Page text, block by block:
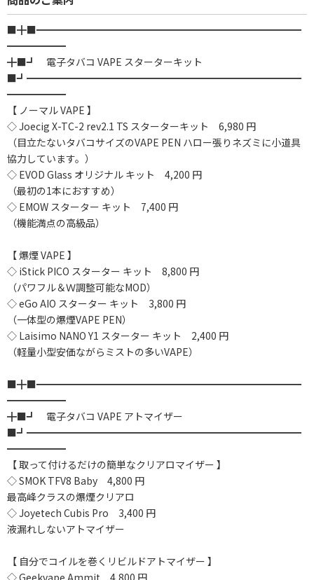
■╋■━━━━━━━━━━━━━━━━━━━━━━━━━━━
━━━━━━
╋■┛ 電子タバコ VAPE スターターキット
■┛━━━━━━━━━━━━━━━━━━━━━━━━━━━━
━━━━━━
【 ノーマル VAPE 】
◇ Joecig X-TC-2 rev2.1 TS スターターキット 6,980 円
（目立たないタバコサイズのVAPE PEN ハロー張りネズミに小道具
協力しています。）
◇ EVOD Glass オリジナル キット 4,200 円
（最初の1本におすすめ）
◇ EMOW スターター キット 7,400 円
（機能満点の高級品）
【 爆煙 VAPE 】
◇ iStick PICO スターター キット 8,800 円
（パワフル＆Ｗ調整可能なMOD）
◇ eGo AIO スターター キット 3,800 円
（一体型の爆煙VAPE PEN）
◇ Laisimo NANO Y1 スターター キット 2,400 円
（軽量小型安価ながらミストの多いVAPE）
■╋■━━━━━━━━━━━━━━━━━━━━━━━━━━━
━━━━━━
╋■┛ 電子タバコ VAPE アトマイザー
■┛━━━━━━━━━━━━━━━━━━━━━━━━━━━━
━━━━━━
【 取って付けるだけの簡単なクリアロマイザー 】
◇ SMOK TFV8 Baby 4,800 円
最高峰クラスの爆煙クリアロ
◇ Joyetech Cubis Pro 3,400 円
液漏れしないアトマイザー
【 自分でコイルを巻くリビルドアトマイザー 】